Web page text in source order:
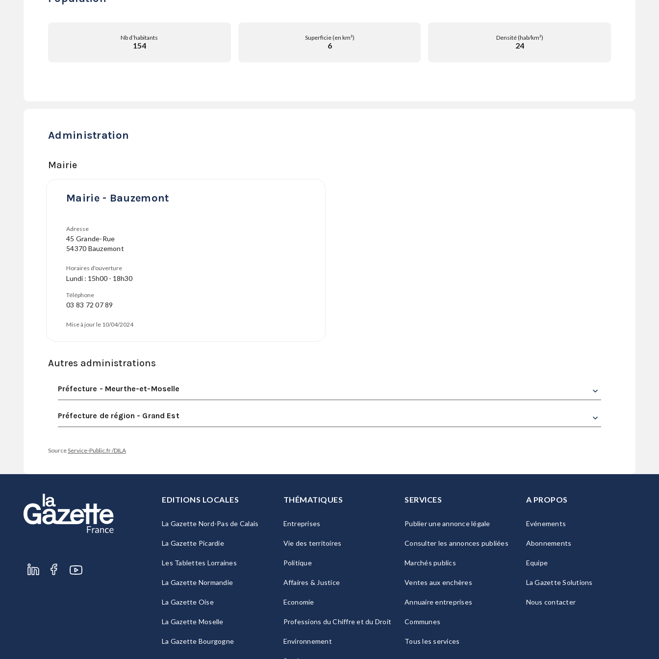
Nb d’habitants
154
Superficie (en km²)
6
Densité (hab/km²)
24
Administration
Mairie
Mairie - Bauzemont
Adresse
45 Grande-Rue
54370 Bauzemont
Horaires d'ouverture
Lundi : 15h00 - 18h30
Téléphone
03 83 72 07 89
Mise à jour le 10/04/2024
Autres administrations
Préfecture - Meurthe-et-Moselle
Préfecture de région - Grand Est
SourceService-Public.fr /DILA
EDITIONS LOCALES
La Gazette Nord-Pas de Calais
La Gazette Picardie
Les Tablettes Lorraines
La Gazette Normandie
La Gazette Oise
La Gazette Moselle
La Gazette Bourgogne
THÉMATIQUES
Entreprises
Vie des territoires
Politique
Affaires & Justice
Economie
Professions du Chiffre et du Droit
Environnement
SERVICES
Publier une annonce légale
Consulter les annonces publiées
Marchés publics
Ventes aux enchères
Annuaire entreprises
Communes
Tous les services
A PROPOS
Evénements
Abonnements
Equipe
La Gazette Solutions
Nous contacter